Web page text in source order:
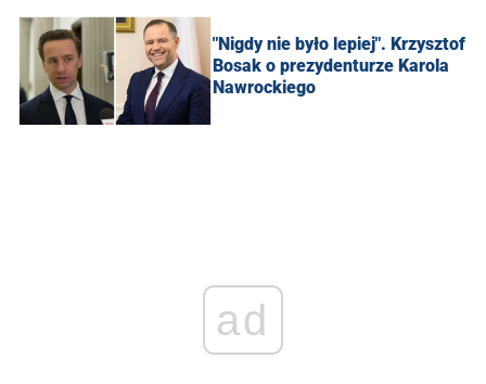
"Nigdy nie było lepiej". Krzysztof
Bosak o prezydenturze Karola
Nawrockiego
ad